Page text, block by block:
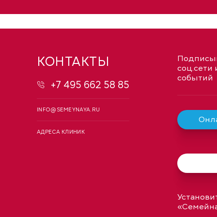
КОНТАКТЫ
+7 495 662 58 85
INFO@SEMEYNAYA.RU
АДРЕСА КЛИНИК
соц.сети
событий